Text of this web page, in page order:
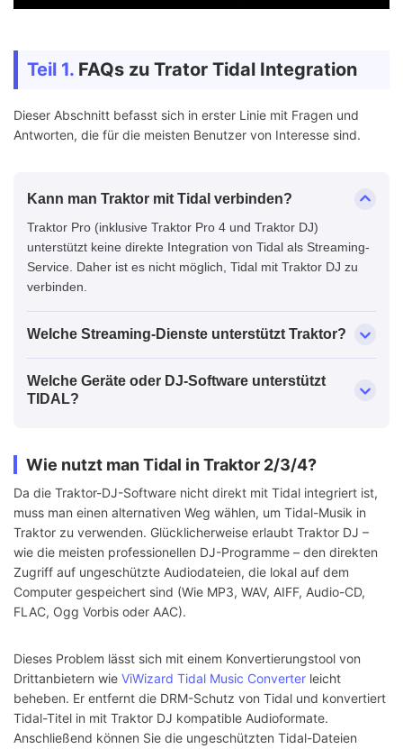
Teil 1. FAQs zu Trator Tidal Integration
Dieser Abschnitt befasst sich in erster Linie mit Fragen und
Antworten, die für die meisten Benutzer von Interesse sind.
Kann man Traktor mit Tidal verbinden?
Traktor Pro (inklusive Traktor Pro 4 und Traktor DJ)
unterstützt keine direkte Integration von Tidal als Streaming-
Service. Daher ist es nicht möglich, Tidal mit Traktor DJ zu
verbinden.
Welche Streaming-Dienste unterstützt Traktor?
Welche Geräte oder DJ-Software unterstützt
TIDAL?
Wie nutzt man Tidal in Traktor 2/3/4?
Da die Traktor-DJ-Software nicht direkt mit Tidal integriert ist,
muss man einen alternativen Weg wählen, um Tidal-Musik in
Traktor zu verwenden. Glücklicherweise erlaubt Traktor DJ –
wie die meisten professionellen DJ-Programme – den direkten
Zugriff auf ungeschützte Audiodateien, die lokal auf dem
Computer gespeichert sind (Wie MP3, WAV, AIFF, Audio-CD,
FLAC, Ogg Vorbis oder AAC).
Dieses Problem lässt sich mit einem Konvertierungstool von
Drittanbietern wie ViWizard Tidal Music Converter leicht
beheben. Er entfernt die DRM-Schutz von Tidal und konvertiert
Tidal-Titel in mit Traktor DJ kompatible Audioformate.
Anschließend können Sie die ungeschützten Tidal-Dateien